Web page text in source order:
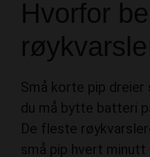
Små korte pip dreier
du må bytte batteri
De fleste
små pip hvert
er tomt. Da er det